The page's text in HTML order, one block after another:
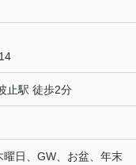
止駅 徒歩2分
日、GW、お盆、年末